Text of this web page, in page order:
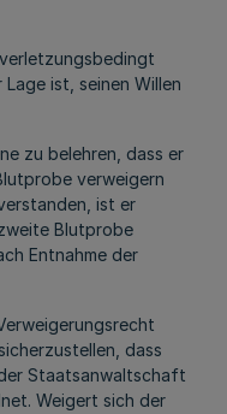
ist, seinen Willen
zu belehren, dass er
verweigern
ist er
Blutprobe
Entnahme der
dass
Staatsanwaltschaft
Weigert sich der